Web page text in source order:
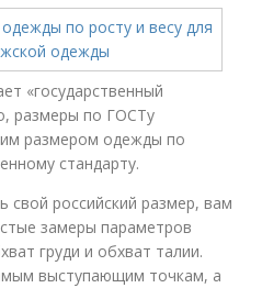
«государственный
размеры по ГОСТу
размером одежды по
стандарту.
свой российский размер, вам
замеры параметров
груди и обхват талии.
выступающим точкам, а